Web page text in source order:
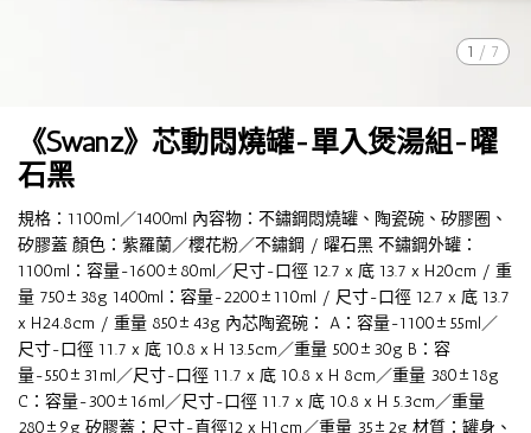
1 / 7
《Swanz》芯動悶燒罐-單入煲湯組-曜
石黑
規格：1100ml／1400ml 內容物：不鏽鋼悶燒罐、陶瓷碗、矽膠圈、
矽膠蓋 顏色：紫羅蘭／櫻花粉／不鏽鋼 / 曜石黑 不鏽鋼外罐：
1100ml：容量-1600±80ml／尺寸-口徑 12.7 x 底 13.7 x H20cm / 重
量 750±38g 1400ml：容量-2200±110ml / 尺寸-口徑 12.7 x 底 13.7
x H24.8cm / 重量 850±43g 內芯陶瓷碗： A：容量-1100±55ml／
尺寸-口徑 11.7 x 底 10.8 x H 13.5cm／重量 500±30g B：容
量-550±31ml／尺寸-口徑 11.7 x 底 10.8 x H 8cm／重量 380±18g
C：容量-300±16ml／尺寸-口徑 11.7 x 底 10.8 x H 5.3cm／重量
280±9g 矽膠蓋：尺寸-直徑12 x H1cm／重量 35±2g 材質：罐身、